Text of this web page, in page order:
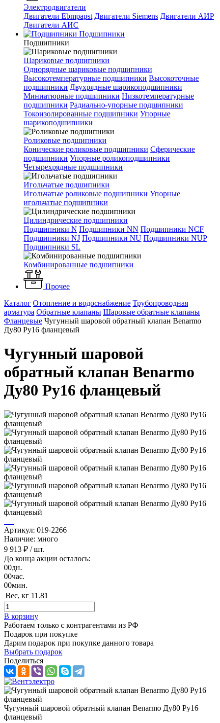
Электродвигатели
Двигатели Ebmpapst Двигатели Siemens Двигатели АИР
Двигатели АИС
Подшипники
Подшипники
Шариковые подшипники
Однорядные шариковые подшипники
Высокотемпературные подшипники Высокоточные
подшипники Двухрядные шарикоподшипники
Миниатюрные подшипники Низкотемпературные
подшипники Радиально-упорные подшипники
Токоизолированные подшипники Упорные
шарикоподшипники
Роликовые подшипники
Конические роликовые подшипники Сферические
подшипники Упорные роликоподшипники
Четырехрядные подшипники
Игольчатые подшипники
Игольчатые роликовые подшипники Упорные
игольчатые подшипники
Цилиндрические подшипники
Подшипники N Подшипники NN Подшипники NCF
Подшипники NJ Подшипники NU Подшипники NUP
Подшипники SL
Комбинированные подшипники
Прочее
Каталог Отопление и водоснабжение Трубопроводная
арматура Обратные клапаны Шаровые обратные клапаны
Фланцевые Чугунный шаровой обратный клапан Benarmo
Ду80 Ру16 фланцевый
Чугунный шаровой
обратный клапан Benarmo
Ду80 Ру16 фланцевый
Артикул: 019-2266
Наличие: много
9 913 ₽ / шт.
До конца акции осталось:
00дн.
00час.
00мин.
Вес, кг 11.81
В корзину
Работаем только с контрагентами из РФ
Подарок при покупке
Дарим подарок при покупке данного товара
Выбрать подарок
Поделиться
Чугунный шаровой обратный клапан Benarmo Ду80 Ру16
фланцевый